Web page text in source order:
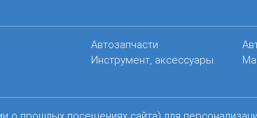
Автозапчасти
Инструмент, аксессуары